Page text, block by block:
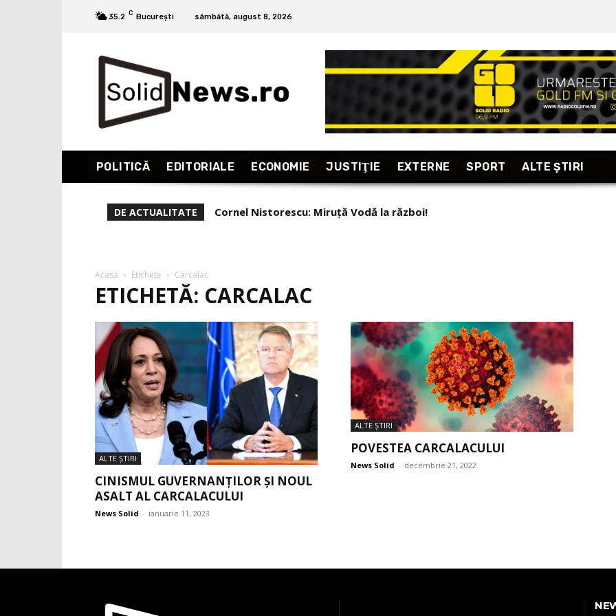
35.2 C București sâmbătă, august 8, 2026
POLITICĂ EDITORIALE ECONOMIE JUSTIŢIE EXTERNE SPORT ALTE ŞTIRI
DE ACTUALITATE Cornel Nistorescu: Miruță Vodă la război!
Acasă Etichete Carcalac
ETICHETĂ: CARCALAC
ALTE ŞTIRI
CINISMUL GUVERNANȚILOR ȘI NOUL
ASALT AL CARCALACULUI
News Solid - ianuarie 11, 2023
ALTE ŞTIRI
POVESTEA CARCALACULUI
News Solid - decembrie 21, 2022